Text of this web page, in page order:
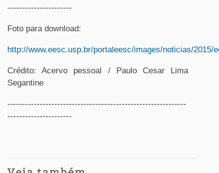
----------------------
Foto para download:
http://www.eesc.usp.br/portaleesc/images/noticias/2015/
Crédito: Acervo pessoal / Paulo Cesar Lima
Segantine
-------------------------------------------------------------
----------------------